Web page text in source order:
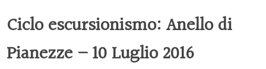
Ciclo escursionismo: Anello di
Pianezze – 10 Luglio 2016